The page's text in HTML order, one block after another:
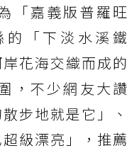
「嘉義版普羅旺
「下淡水溪鐵
花海交織而成的
，不少網友大讚
步地就是它」、
超級漂亮」，推薦